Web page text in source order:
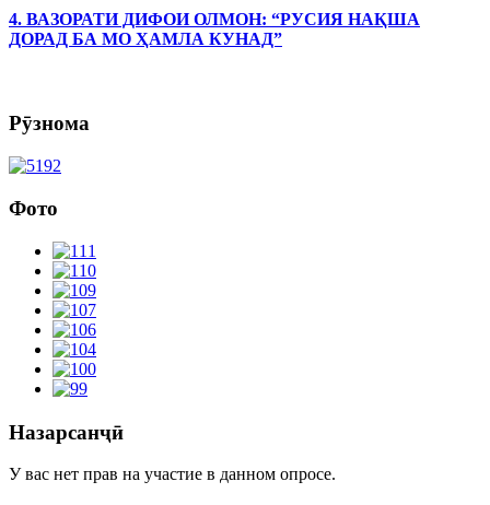
4. ВАЗОРАТИ ДИФОИ ОЛМОН: “РУСИЯ НАҚША
ДОРАД БА МО ҲАМЛА КУНАД”
Рӯзнома
Фото
Назарсанҷӣ
У вас нет прав на участие в данном опросе.